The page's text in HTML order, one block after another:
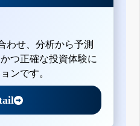
わせ、分析から予測
つ正確な投資体験に
ンです。